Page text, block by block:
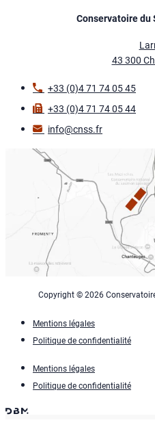
Conservatoire du
43 300
+33 (0)4 71 74 05 45
+33 (0)4 71 74 05 44
info@cnss.fr
Copyright © 2026
Mentions légales
Politique de confidentialité
Mentions légales
Politique de confidentialité